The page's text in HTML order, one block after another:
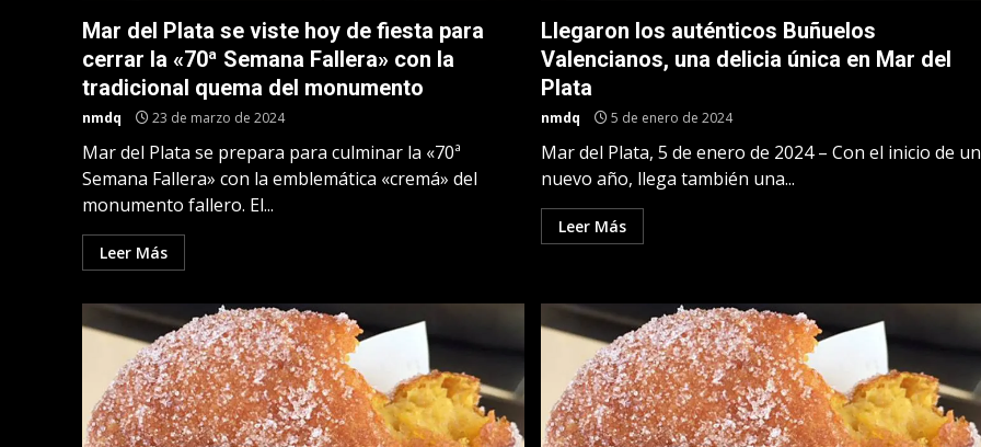
Mar del Plata se viste hoy de fiesta para
cerrar la «70ª Semana Fallera» con la
tradicional quema del monumento
nmdq 23 de marzo de 2024
Mar del Plata se prepara para culminar la «70ª
Semana Fallera» con la emblemática «cremá» del
monumento fallero. El...
Leer Más
Llegaron los auténticos Buñuelos
Valencianos, una delicia única en Mar del
Plata
nmdq 5 de enero de 2024
Mar del Plata, 5 de enero de 2024 – Con el inicio de un
nuevo año, llega también una...
Leer Más